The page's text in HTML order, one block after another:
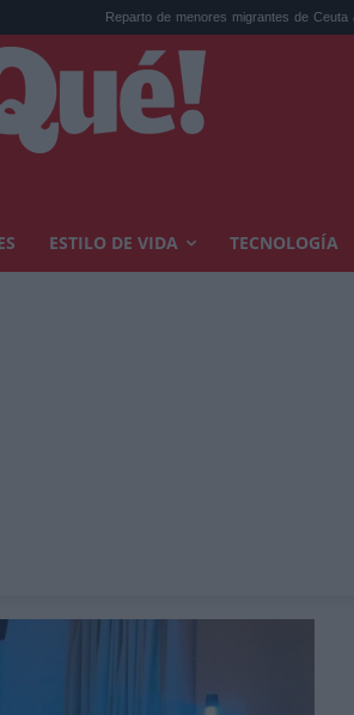
Reparto de menores migrantes de Ceuta agrieta la c...
ESTILO DE VIDA TECNOLOGÍA